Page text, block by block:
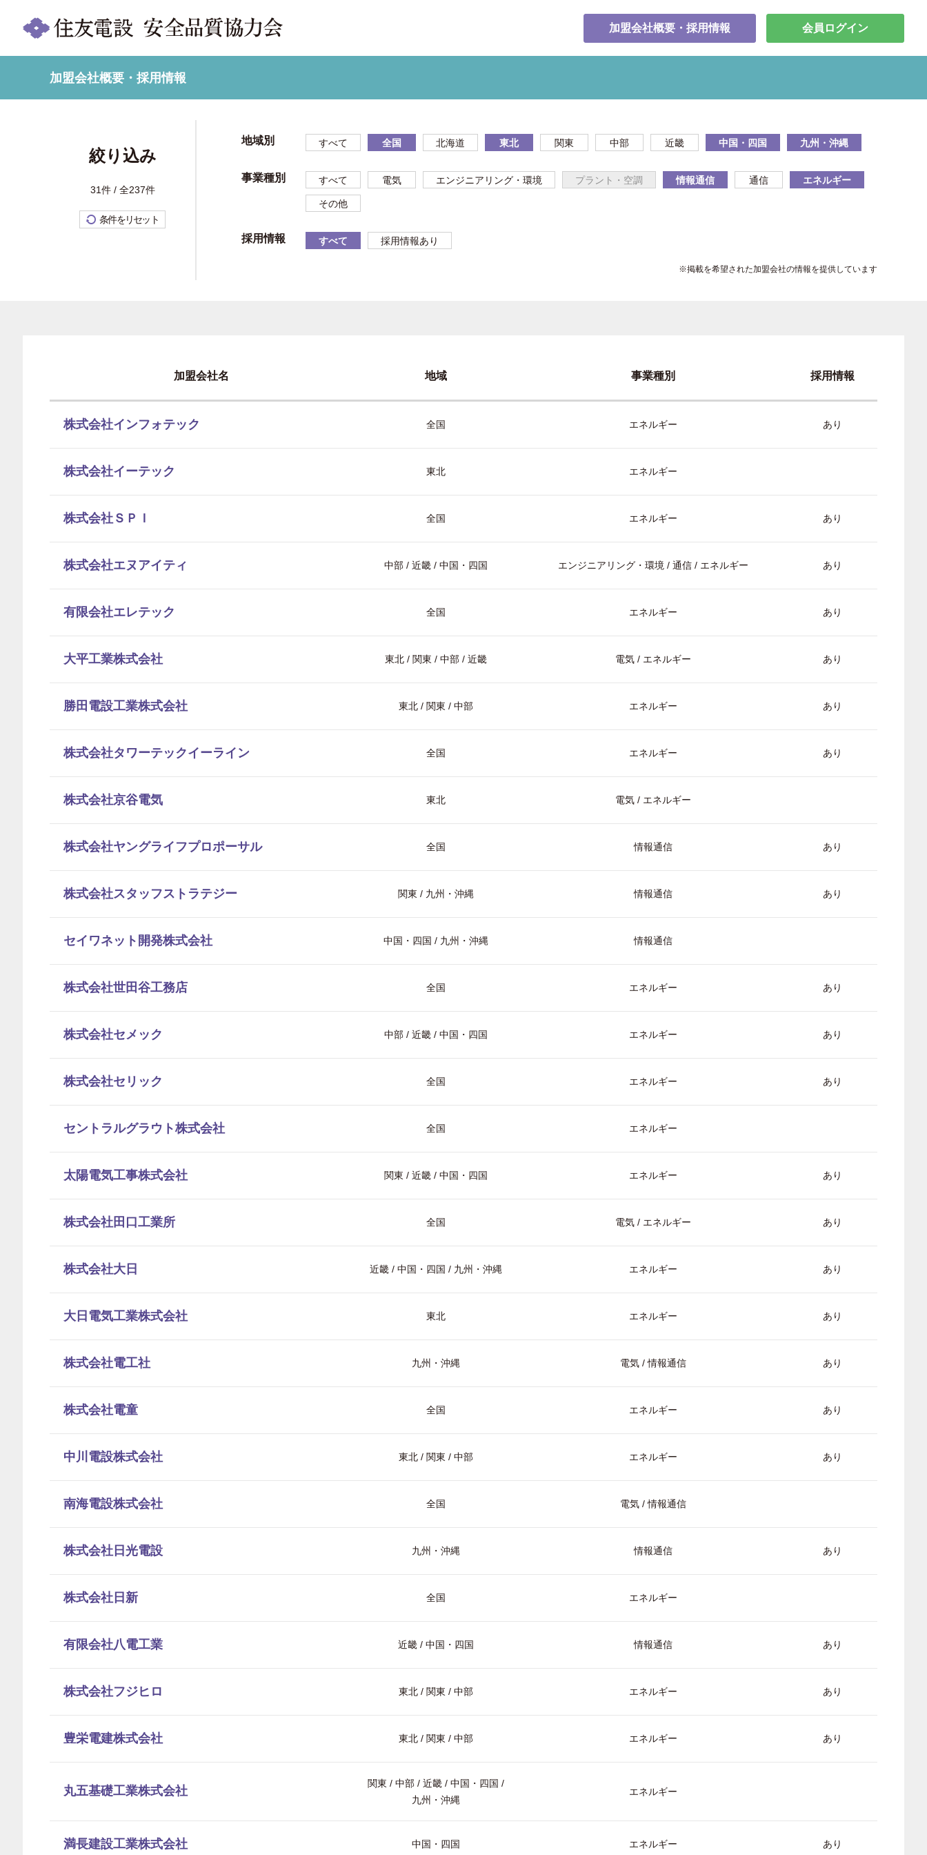
加盟会社概要・採用情報 会員ログイン
加盟会社概要・採用情報
絞り込み
31件 / 全237件
条件をリセット
地域別 すべて 全国 北海道 東北 関東 中部 近畿 中国・四国 九州・沖縄
事業種別 すべて 電気 エンジニアリング・環境 プラント・空調 情報通信 通信 エネルギー
その他
採用情報 すべて 採用情報あり
※掲載を希望された加盟会社の情報を提供しています
加盟会社名 地域 事業種別 採用情報
株式会社インフォテック 全国 エネルギー あり
株式会社イーテック 東北 エネルギー
株式会社ＳＰＩ 全国 エネルギー あり
株式会社エヌアイティ 中部 / 近畿 / 中国・四国 エンジニアリング・環境 / 通信 / エネルギー あり
有限会社エレテック 全国 エネルギー あり
大平工業株式会社 東北 / 関東 / 中部 / 近畿 電気 / エネルギー あり
勝田電設工業株式会社 東北 / 関東 / 中部 エネルギー あり
株式会社タワーテックイーライン 全国 エネルギー あり
株式会社京谷電気 東北 電気 / エネルギー
株式会社ヤングライフプロポーサル 全国 情報通信 あり
株式会社スタッフストラテジー 関東 / 九州・沖縄 情報通信 あり
セイワネット開発株式会社 中国・四国 / 九州・沖縄 情報通信
株式会社世田谷工務店 全国 エネルギー あり
株式会社セメック 中部 / 近畿 / 中国・四国 エネルギー あり
株式会社セリック 全国 エネルギー あり
セントラルグラウト株式会社 全国 エネルギー
太陽電気工事株式会社 関東 / 近畿 / 中国・四国 エネルギー あり
株式会社田口工業所 全国 電気 / エネルギー あり
株式会社大日 近畿 / 中国・四国 / 九州・沖縄 エネルギー あり
大日電気工業株式会社 東北 エネルギー あり
株式会社電工社 九州・沖縄 電気 / 情報通信 あり
株式会社電童 全国 エネルギー あり
中川電設株式会社 東北 / 関東 / 中部 エネルギー あり
南海電設株式会社 全国 電気 / 情報通信
株式会社日光電設 九州・沖縄 情報通信 あり
株式会社日新 全国 エネルギー
有限会社八電工業 近畿 / 中国・四国 情報通信 あり
株式会社フジヒロ 東北 / 関東 / 中部 エネルギー あり
豊栄電建株式会社 東北 / 関東 / 中部 エネルギー あり
丸五基礎工業株式会社
関東 / 中部 / 近畿 / 中国・四国 /
九州・沖縄
エネルギー
満長建設工業株式会社 中国・四国 エネルギー あり